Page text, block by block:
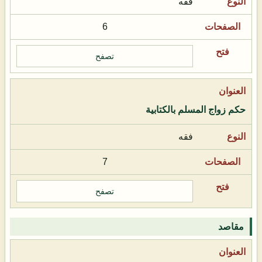
6
تصفح
حكم زواج المسلم بالكتابية
فقه
7
تصفح
مقاصد